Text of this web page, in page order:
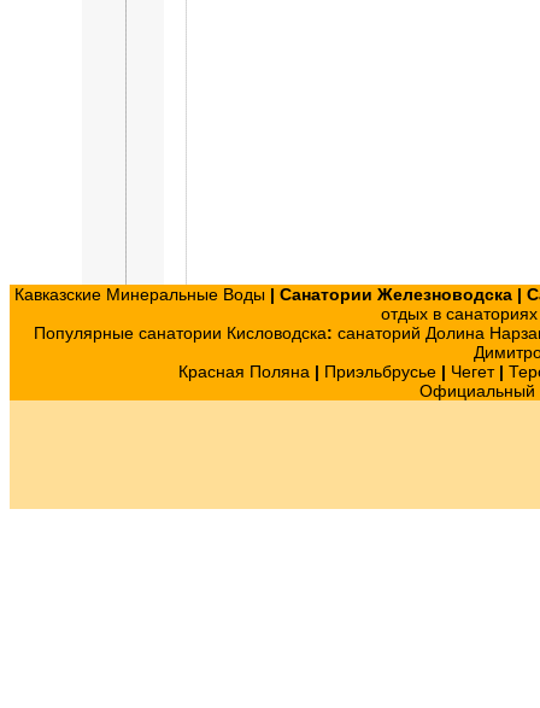
Кавказские Минеральные Воды | Санатории Железноводска |
отдых в
Популярные санатории Кисловодска: санаторий Долина
Красная Поляна | Приэльбрусье| Чегет|
Официальный